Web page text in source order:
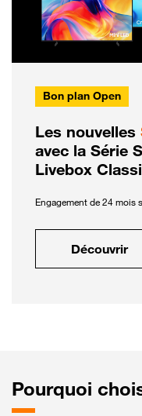
Bon plan Open
Les nouvelles
avec la Série
Livebox
Engagement de 24 mois
Découvrir
Pourquoi